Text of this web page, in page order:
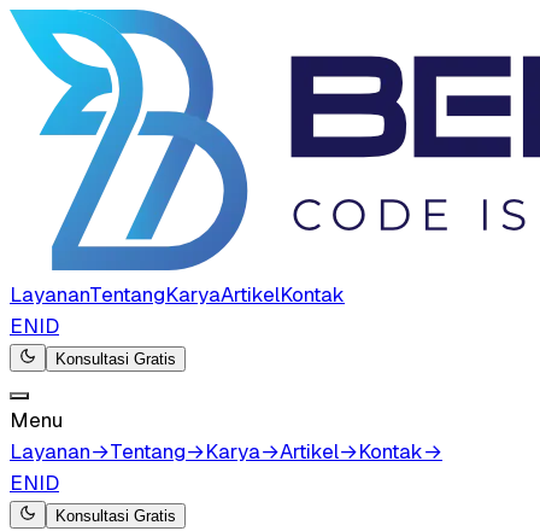
LayananTentangKaryaArtikelKontak
ENID
Konsultasi Gratis
Menu
Layanan→Tentang→Karya→Artikel→Kontak→
ENID
Konsultasi Gratis